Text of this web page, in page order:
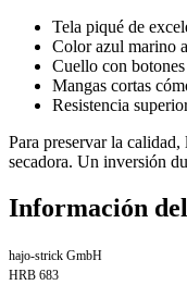
Tela piqué de
Color azul marino
Cuello con
Mangas cortas
Resistencia
Para preservar la
secadora. Un inversión
Información
hajo-strick GmbH
HRB 683